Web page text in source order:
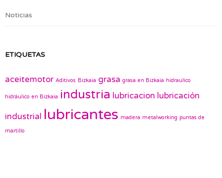
Noticias
ETIQUETAS
aceitemotor Aditivos Bizkaia grasa grasa en Bizkaia hidraulico
hidráulico en Bizkaia industria lubricacion lubricación
industrial lubricantes madera metalworking puntas de
martillo